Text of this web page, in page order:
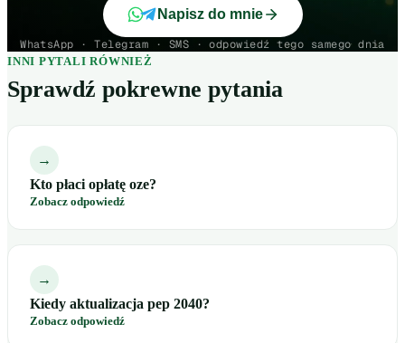
Napisz do mnie
WhatsApp · Telegram · SMS · odpowiedź tego samego dnia
INNI PYTALI RÓWNIEŻ
Sprawdź pokrewne pytania
→
Kto płaci opłatę oze?
Zobacz odpowiedź
→
Kiedy aktualizacja pep 2040?
Zobacz odpowiedź